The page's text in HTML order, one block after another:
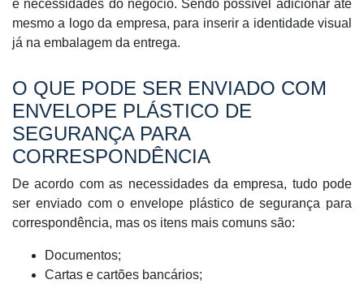
e necessidades do negócio. Sendo possível adicionar até
mesmo a logo da empresa, para inserir a identidade visual
já na embalagem da entrega.
O QUE PODE SER ENVIADO COM
ENVELOPE PLÁSTICO DE
SEGURANÇA PARA
CORRESPONDÊNCIA
De acordo com as necessidades da empresa, tudo pode
ser enviado com o envelope plástico de segurança para
correspondência, mas os itens mais comuns são:
Documentos;
Cartas e cartões bancários;